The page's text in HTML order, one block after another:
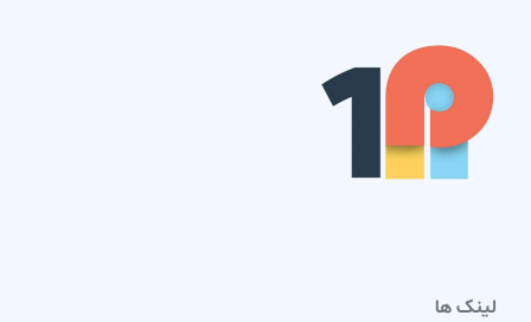
لینک ها